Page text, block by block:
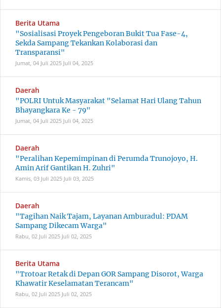
Berita Utama
"Sosialisasi Proyek Pengeboran Bukit Tua Fase-4,
Sekda Sampang Tekankan Kolaborasi dan
Transparansi"
Jumat, 04 Juli 2025 Juli 04, 2025
Daerah
"POLRI Untuk Masyarakat "Selamat Hari Ulang Tahun
Bhayangkara Ke - 79"
Jumat, 04 Juli 2025 Juli 04, 2025
Daerah
"Peralihan Kepemimpinan di Perumda Trunojoyo, H.
Amin Arif Gantikan H. Zuhri"
Kamis, 03 Juli 2025 Juli 03, 2025
Daerah
"Tagihan Naik Tajam, Layanan Amburadul: PDAM
Sampang Dikecam Warga"
Rabu, 02 Juli 2025 Juli 02, 2025
Berita Utama
"Trotoar Retak di Depan GOR Sampang Disorot, Warga
Khawatir Keselamatan Terancam"
Rabu, 02 Juli 2025 Juli 02, 2025